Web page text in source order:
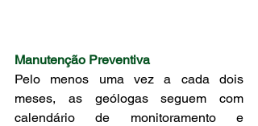
Manutenção Preventiva
Pelo menos uma vez a cada dois
meses, as geólogas seguem com
calendário de monitoramento e